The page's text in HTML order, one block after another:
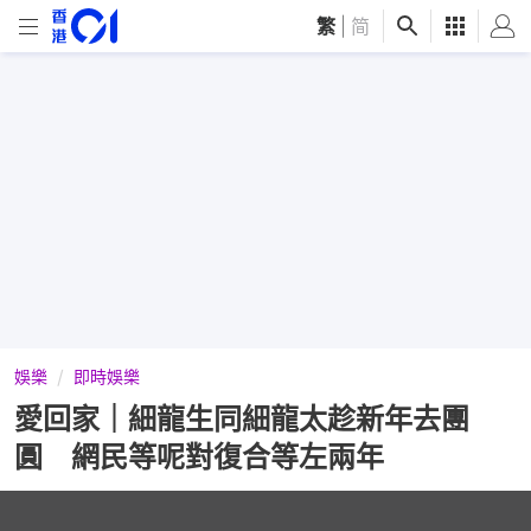
繁 简
娛樂 即時娛樂
愛回家｜細龍生同細龍太趁新年去團
圓 網民等呢對復合等左兩年